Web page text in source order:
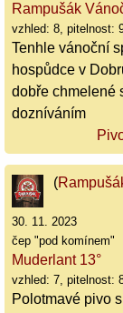
Rampušák
vzhled: 8, pitelnost:
Tenhle vánoční
hospůdce v
dobře chmelené
dozníváním
(
30. 11. 2023
čep "pod komínem"
Muderlant 13°
vzhled: 7, pitelnost:
Polotmavé pivo